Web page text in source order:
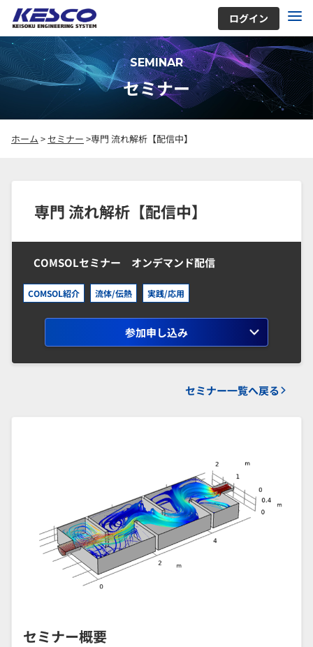
ログイン
SEMINAR
セミナー
ホーム >セミナー >専門 流れ解析【配信中】
専門 流れ解析【配信中】
COMSOLセミナー オンデマンド配信
COMSOL紹介 流体/伝熱 実践/応用
参加申し込み
セミナー一覧へ戻る
セミナー概要